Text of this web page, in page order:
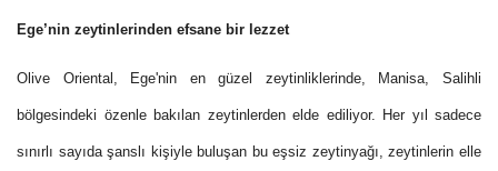
Ege’nin zeytinlerinden efsane bir lezzet
Olive Oriental, Ege'nin en güzel zeytinliklerinde, Manisa, Salihli
bölgesindeki özenle bakılan zeytinlerden elde ediliyor. Her yıl sadece
sınırlı sayıda şanslı kişiyle buluşan bu eşsiz zeytinyağı, zeytinlerin elle